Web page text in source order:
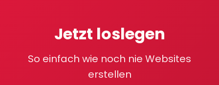
Jetzt loslegen
So einfach wie noch nie Websites
erstellen